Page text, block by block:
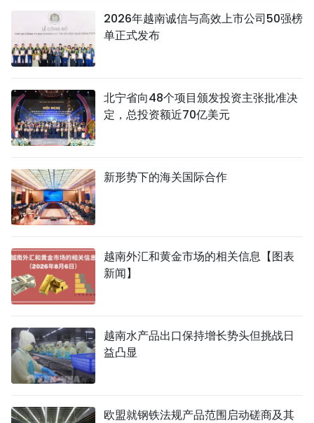
2026年越南诚信与高效上市公司50强榜
单正式发布
北宁省向48个项目颁发投资主张批准决
定，总投资额近70亿美元
新形势下的海关国际合作
越南外汇和黄金市场的相关信息【图表
新闻】
越南水产品出口保持增长势头但挑战日
益凸显
欧盟就钢铁法规产品范围启动磋商及其